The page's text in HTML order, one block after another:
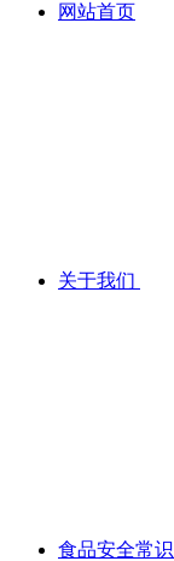
网站首页
关于我们
食品安全常识